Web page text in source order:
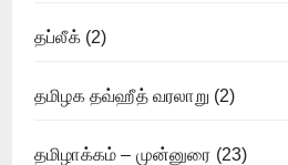
தப்லீக்(2)
தமிழக தவ்ஹீத் வரலாறு (2)
தமிழாக்கம் – முன்னுரை (23)